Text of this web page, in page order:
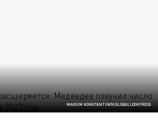
MAKSIM KONSTANTINOV/GLOBALLOOKPRESS